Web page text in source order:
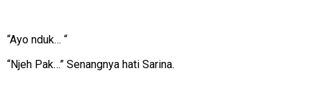
“Ayo nduk… “
“Njeh Pak…” Senangnya hati Sarina.